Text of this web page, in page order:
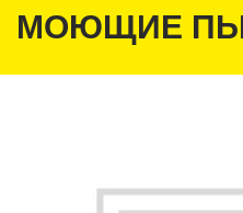
МОЮЩИЕ